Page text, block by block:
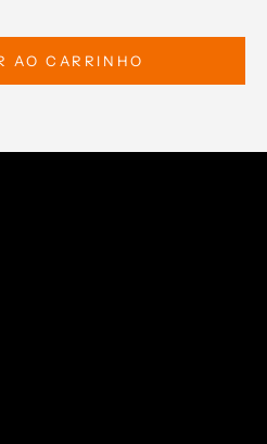
AO CARRINHO